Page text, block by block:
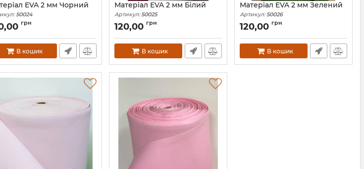
EVA 2 мм Чорний
50024
грн
В кошик
Матеріал EVA 2 мм Білий
Артикул: 50025
120,00 грн
В кошик
Матеріал EVA 2 мм Зелений
Артикул: 50026
120,00 грн
В кошик